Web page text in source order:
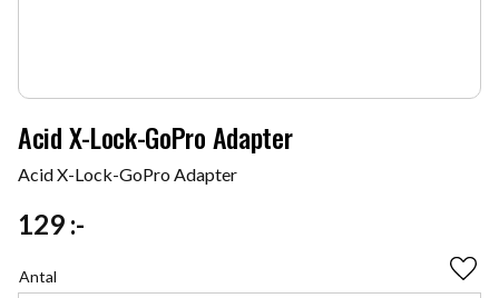
Acid X-Lock-GoPro Adapter
Acid X-Lock-GoPro Adapter
129 :-
Antal